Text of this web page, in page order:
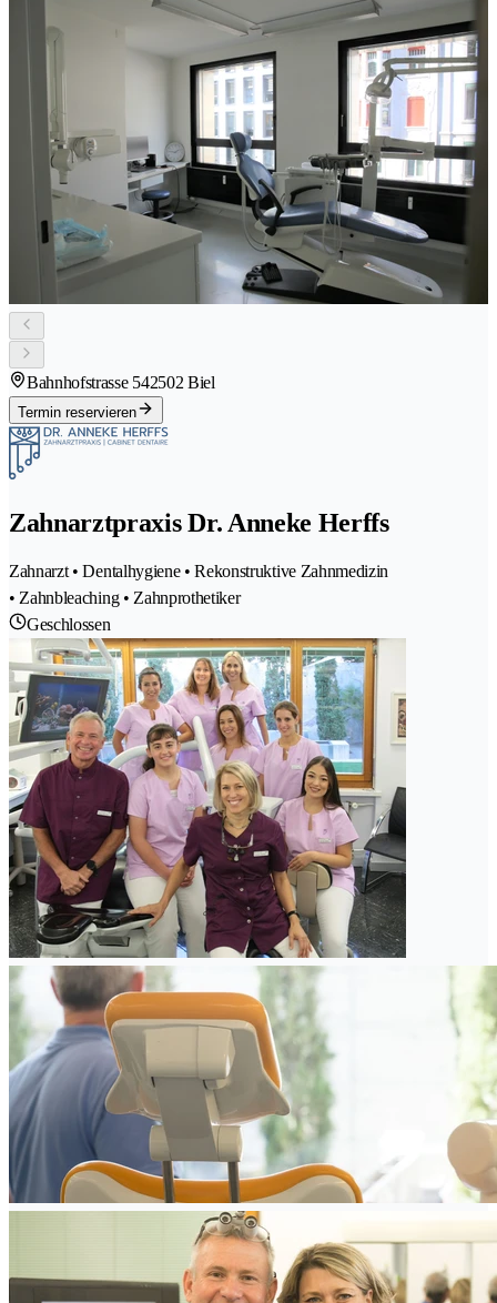
Bahnhofstrasse 542502 Biel
Termin reservieren
Zahnarztpraxis Dr. Anneke Herffs
Zahnarzt • Dentalhygiene • Rekonstruktive Zahnmedizin
• Zahnbleaching • Zahnprothetiker
Geschlossen